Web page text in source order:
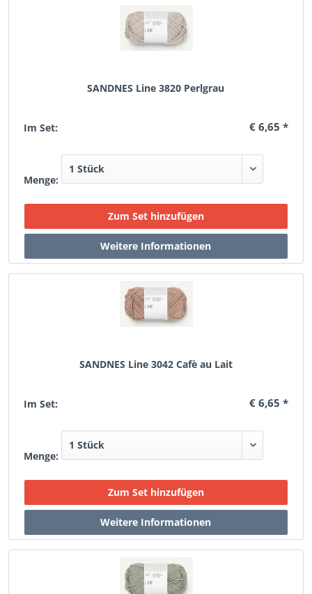
SANDNES Line 3820 Perlgrau
Im Set: € 6,65 *
Menge:
SANDNES Line 3042 Cafè au Lait
Im Set: € 6,65 *
Menge: